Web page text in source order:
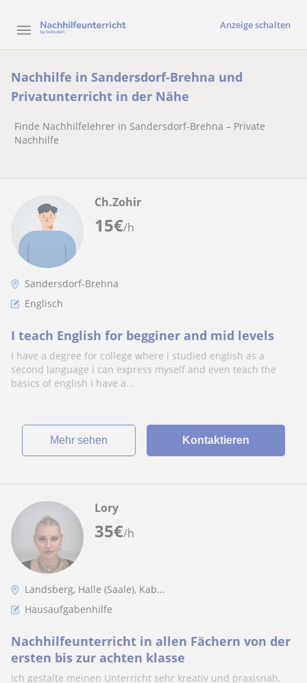
Anzeige schalten
Nachhilfe in Sandersdorf-Brehna und
Privatunterricht in der Nähe
Finde Nachhilfelehrer in Sandersdorf-Brehna – Private
Nachhilfe
15€/h
Ch.Zohir
Sandersdorf-Brehna
Englisch
I teach English for begginer and mid levels
I have a degree for college where i studied english as a
second language i can express myself and even teach the
basics of english i have a...
Mehr sehen Kontaktieren
35€/h
Lory
Landsberg, Halle (Saale), Kab...
Hausaufgabenhilfe
Nachhilfeunterricht in allen Fächern von der
ersten bis zur achten klasse
Ich gestalte meinen Unterricht sehr kreativ und praxisnah.